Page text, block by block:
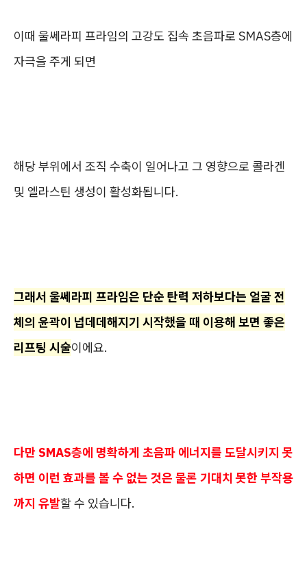
이때 울쎄라피 프라임의 고강도 집속 초음파로 SMAS층에
자극을 주게 되면
해당 부위에서 조직 수축이 일어나고 그 영향으로 콜라겐
및 엘라스틴 생성이 활성화됩니다.
그래서 울쎄라피 프라임은 단순 탄력 저하보다는 얼굴 전
체의 윤곽이 넙데데해지기 시작했을 때 이용해 보면 좋은
리프팅 시술이에요.
다만 SMAS층에 명확하게 초음파 에너지를 도달시키지 못
하면 이런 효과를 볼 수 없는 것은 물론 기대치 못한 부작용
까지 유발할 수 있습니다.